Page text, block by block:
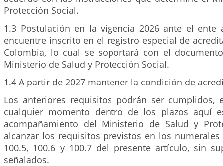
Protección Social.
1.3 Postulación en la vigencia 2026 ante el ente
encuentre inscrito en el registro especial de
Colombia, lo cual se soportará con el
Ministerio de Salud y Protección Social.
1.4 A partir de 2027 mantener la condición de
Los anteriores requisitos podrán ser cumplidos,
cualquier momento dentro de los plazos aquí
acompañamiento del Ministerio de Salud y
alcanzar los requisitos previstos en los numerales
100.5, 100.6 y 100.7 del presente artículo, sin
señalados.